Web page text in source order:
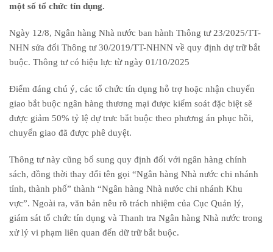
một số tổ chức tín dụng.
Ngày 12/8, Ngân hàng Nhà nước ban hành Thông tư 23/2025/TT-
NHN sửa đổi Thông tư 30/2019/TT-NHNN về quy định dự trữ bắt
buộc. Thông tư có hiệu lực từ ngày 01/10/2025
Điểm đáng chú ý, các tổ chức tín dụng hỗ trợ hoặc nhận chuyển
giao bắt buộc ngân hàng thương mại được kiểm soát đặc biệt sẽ
được giảm 50% tỷ lệ dự trưc bắt buộc theo phương án phục hồi,
chuyển giao đã được phê duyệt.
Thông tư này cũng bổ sung quy định đối với ngân hàng chính
sách, đồng thời thay đổi tên gọi “Ngân hàng Nhà nước chi nhánh
tỉnh, thành phố” thành “Ngân hàng Nhà nước chi nhánh Khu
vực”. Ngoài ra, văn bản nêu rõ trách nhiệm của Cục Quản lý,
giám sát tổ chức tín dụng và Thanh tra Ngân hàng Nhà nước trong
xử lý vi phạm liên quan đến dữ trữ bắt buộc.